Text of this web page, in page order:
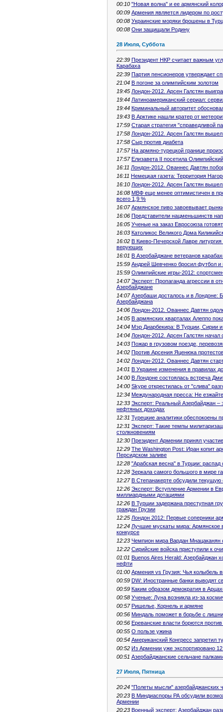
00:10 "Новая волна" и ее армянский
00:09 Армения является лидером по
00:08 Украинские моряки брошены в
00:08 Они защищали Родину
28 Июля, Суббота
22:39 Президент НКР считает важным
Карабаха
22:39 Партия пенсионеров утверждает
21:04 В погоне за олимпийским золотом
19:45 Лондон-2012. Арсен Галстян
19:44 Латиноамериканский сериал:
19:44 Криминальный авторитет
19:43 В Арктике нашли кратер от
17:59 Старая стратегия "справедливой
17:58 Лондон-2012. Арсен Галстян
17:58 Сыр против диабета
17:57 На армяно-турецкой границе
17:57 Елизавета II посетила
16:11 Лондон-2012. Ованнес Давтян
16:11 Немецкая газета: Территория
16:10 Лондон-2012. Арсен Галстян
16:08 МВФ еще менее оптимистичен в
всего 1,9 %
16:07 Армянское пиво завоевывает
16:06 Представители нацменьшинств
16:05 Ученые на заказ Евросоюза
16:03 Католикос Великого Дома
16:02 В Киево-Печерской Лавре
верующих
16:01 В Азербайджане ветеранов
15:59 Андрей Шевченко бросил футбол и
15:59 Олимпийские игры-2012:
14:07 Эксперт: Пропаганда агрессии в
Азербайджане
14:07 Азербаши досталось и в Лондоне:
Азербайджана
14:06 Лондон-2012. Ованнес Давтян
14:05 В армянских кварталах Алеппо
14:04 Мэр Диарбекира: В Турции, Сирии
14:04 Лондон-2012. Арсен Галстян начал
14:03 Пожар в грузовом поезде,
14:02 Против Арсения Яценюка
14:02 Лондон-2012. Ованнес Давтян
14:01 В Украине изменения в правилах
14:00 В Лондоне состоялась встреча
14:00 Skype открестилась от "слива"
12:34 Международная пресса: Не
12:33 Эксперт: Реальный Азербайджан
нефтяных доходах
12:31 Турецкие аналитики обеспокоены
12:31 Эксперт: Такие темпы
столкновениям
12:30 Президент Армении принял
12:29 The Washington Post: Иран копит
Персидском заливе
12:28 "Арабская весна" в Турции:
12:28 Зеркала самого большого в мире
12:27 В Степанакерте обсудили
12:26 Эксперт: Вступление Армении в
миллиардными дотациями
12:26 В Турции задержана преступная
граждан Грузии
12:25 Лондон 2012: Первые соперники
12:24 Лучшие мускаты мира: Армянское
конкурсе
12:23 Чемпион мира Вардан Мнацаканян
12:22 Сирийские войска приступили к
01:01 Buenos Aires Herald: Азербайджан
нефти
01:00 Армения vs Грузия: Чья колыбель
00:59 DW: Иностранные банки выводят
00:59 Каким образом демократия в
00:58 Ученые: Луна возникла из-за
00:57 Ришелье, Корнель и армяне
00:56 Миндаль поможет в борьбе с
00:56 Ереванские власти борются
00:55 О пользе ужина
00:54 Американский Конгресс запретил
00:52 Из Армении уже экспортировано
00:51 Азербайджанские сельчане
27 Июля, Пятница
20:24 "Полеты мысли" азербайджанских
20:23 В Миндиаспоры РА обсудили
Армении
20:23 Военный эксперт: Азербайджан